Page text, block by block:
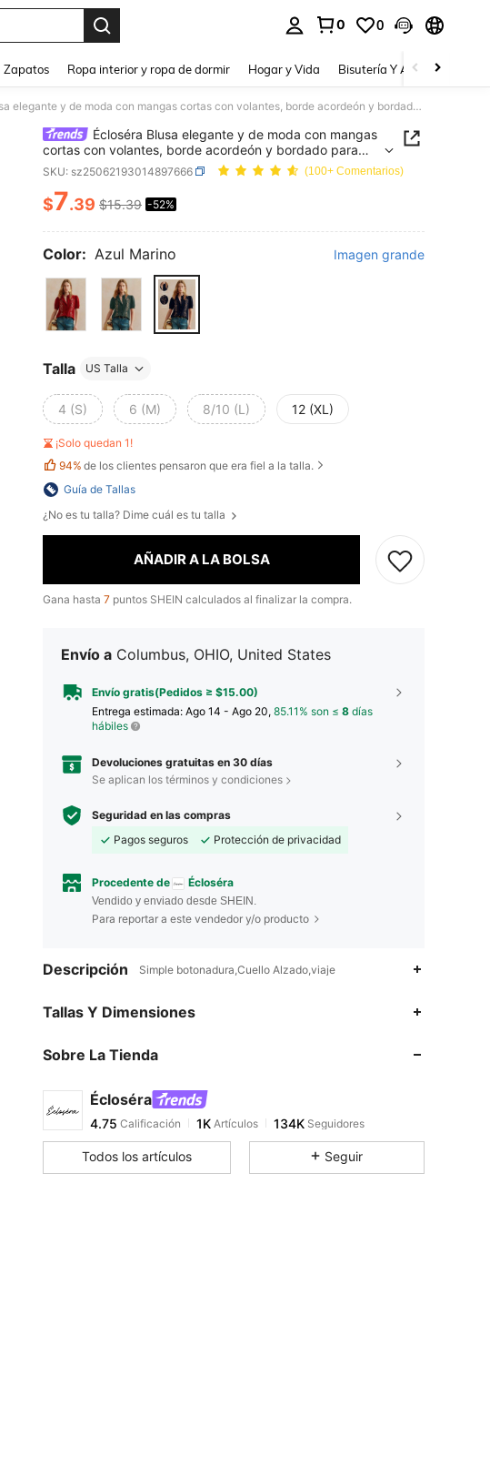
0 0
Zapatos Ropa interior y ropa de dormir Hogar y Vida Bisutería Y Accesorios
Écloséra Blusa elegante y de moda con mangas cortas con volantes, borde acordeón y bordado para mujer, versátil para uso diario en primavera y verano
Écloséra Blusa elegante y de moda con mangas
cortas con volantes, borde acordeón y bordado para
mujer, versátil para uso diario en primavera y verano
SKU: sz25062193014897666 (100+ Comentarios)
PRICE AND AVAILABILITY
$7.39 $15.39 -52%
Color: Azul Marino Imagen grande
Talla US Talla
4 (S) 6 (M) 8/10 (L) 12 (XL)
¡Solo quedan 1!
94% de los clientes pensaron que era fiel a la talla.
Guía de Tallas
¿No es tu talla? Dime cuál es tu talla
AÑADIR A LA BOLSA
Gana hasta 7 puntos SHEIN calculados al finalizar la compra.
Envío a Columbus, OHIO, United States
Envío gratis(Pedidos ≥ $15.00)
Entrega estimada: Ago 14 - Ago 20, 85.11% son ≤ 8 días
hábiles
Devoluciones gratuitas en 30 días
Se aplican los términos y condiciones
Seguridad en las compras
Pagos seguros
Protección de privacidad
Procedente de Écloséra
Vendido y enviado desde SHEIN.
Para reportar a este vendedor y/o producto
Descripción Simple botonadura,Cuello Alzado,viaje
Tallas Y Dimensiones
Sobre La Tienda
Écloséra
4.75
4.75Calificación 1K
a***npagó Hace 1 día
4.75
Todos los artículos Seguir